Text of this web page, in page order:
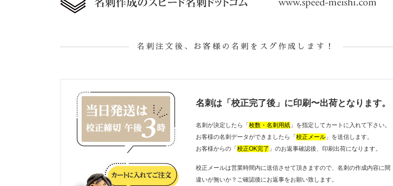
名刺注文後、お客様の名刺をスグ作成します！
名刺は「校正完了後」に印刷〜出荷となります。
名刺が決定したら「 枚数・名刺用紙 」を指定してカートに入れて下さい。
お客様の名刺データができましたら「 校正メール 」を送信します。
お客様からの「 校正OK完了 」のお返事確認後、印刷出荷になります。
校正メールは営業時間内に送信させて頂きますので、名刺の作成内容に間
違いが無いか？ご確認後にお返事をお願い致します。